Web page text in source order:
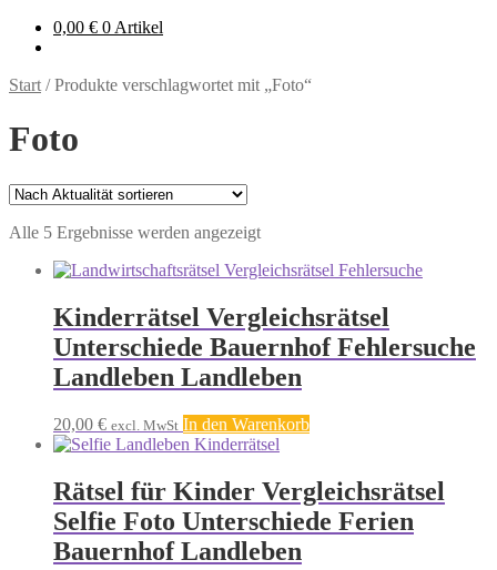
0,00 € 0 Artikel
Start /Produkte verschlagwortet mit „Foto“
Foto
Alle 5 Ergebnisse werden angezeigtNach
sortiert
Kinderrätsel Vergleichsrätsel
Unterschiede Bauernhof Fehlersuche
Landleben Landleben
20,00 € excl. MwSt In den Warenkorb
Rätsel für Kinder Vergleichsrätsel
Selfie Foto Unterschiede Ferien
Bauernhof Landleben